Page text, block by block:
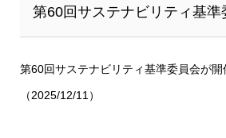
第60回サステナビリティ基準
第60回サステナビリティ基準委員会が開
（2025/12/11）